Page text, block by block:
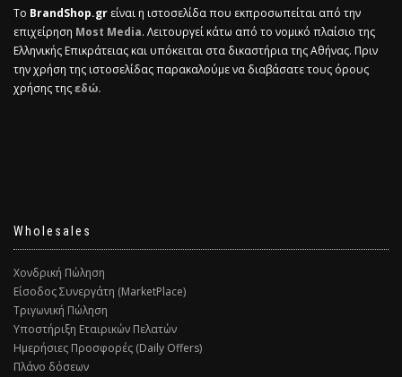
Το BrandShop.gr είναι η ιστοσελίδα που εκπροσωπείται από την
επιχείρηση Most Media. Λειτουργεί κάτω από το νομικό πλαίσιο της
Ελληνικής Επικράτειας και υπόκειται στα δικαστήρια της Αθήνας. Πριν
την χρήση της ιστοσελίδας παρακαλούμε να διαβάσατε τους όρους
χρήσης τηςεδώ.
Wholesales
Χονδρική Πώληση
Είσοδος Συνεργάτη (MarketPlace)
Τριγωνική Πώληση
Υποστήριξη Εταιρικών Πελατών
Ημερήσιες Προσφορές (Daily Offers)
Πλάνο δόσεων